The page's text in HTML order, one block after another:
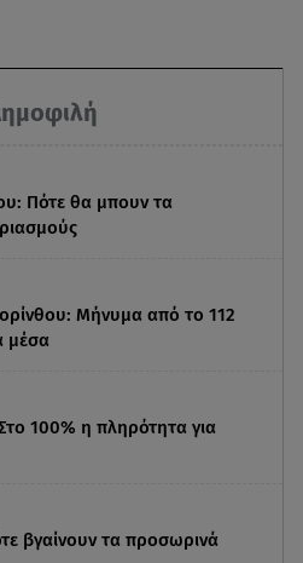
Πότε θα μπουν τα
Μήνυμα από το 112
μέσα
100% η πληρότητα για
βγαίνουν τα προσωρινά